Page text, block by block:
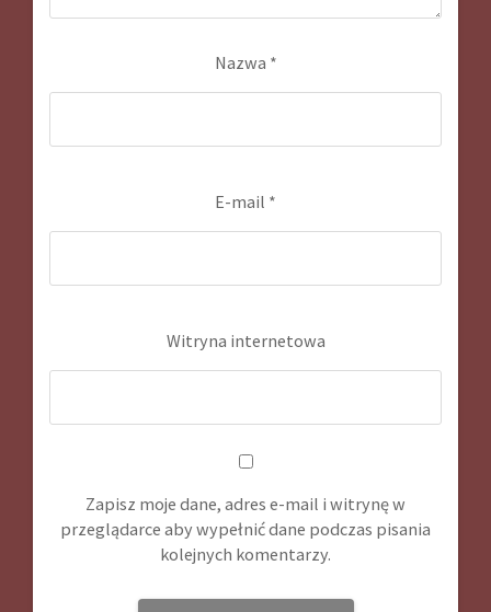
Nazwa *
E-mail *
Witryna internetowa
Zapisz moje dane, adres e-mail i witrynę w
przeglądarce aby wypełnić dane podczas pisania
kolejnych komentarzy.